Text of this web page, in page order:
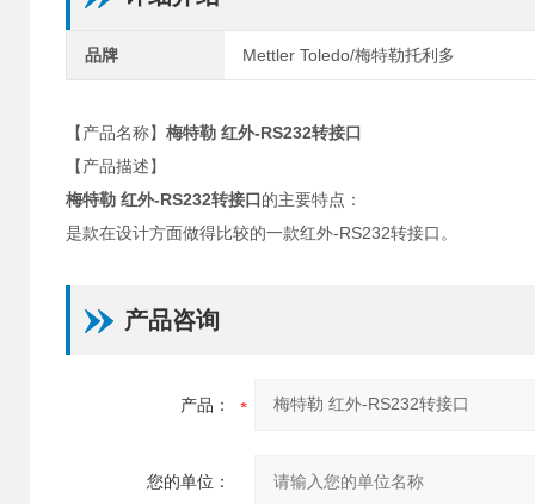
品牌 Mettler Toledo/梅特勒托利多
【产品名称】 梅特勒 红外-RS232转接口
【产品描述】
梅特勒 红外-RS232转接口的主要特点：
是款在设计方面做得比较的一款红外-RS232转接口。
产品咨询
产品：
您的单位：